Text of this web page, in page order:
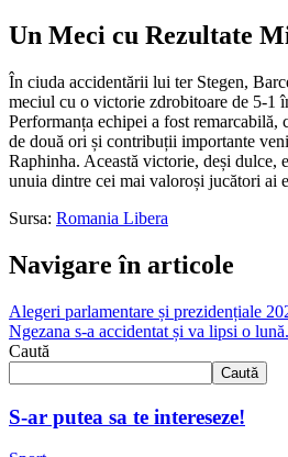
Un Meci cu Rezultate
În ciuda accidentării lui ter Stegen,
meciul cu o victorie zdrobitoare de 5-1
Performanța echipei a fost
de două ori și contribuții importante
Raphinha. Această victorie, deși dulce,
unuia dintre cei mai valoroși jucători ai
Sursa: Romania Libera
Navigare în articole
Alegeri parlamentare și prezidențiale
Ngezana s-a accidentat și va lipsi o lună.
Caută
Caută
S-ar putea sa te intereseze!